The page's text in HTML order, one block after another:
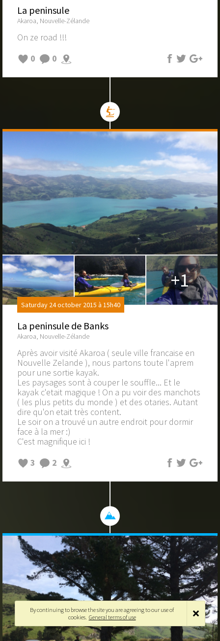
La peninsule
Akaroa, Nouvelle-Zélande
On ze road !!!
0
0
+1
Saturday 24 october 2015 à 15h40
La peninsule de Banks
Akaroa, Nouvelle-Zélande
Après avoir visité Akaroa ( seule ville francaise en
Nouvelle Zelande ), nous partons toute l'aprem
pour une sortie kayak.
Les paysages sont à couper le souffle... Et le
kayak c'etait magique ! On a pu voir des manchots
( les plus petits du monde ) et des otaries. Autant
dire qu'on etait très content.
Le soir on a trouvé un autre endroit pour dormir
face à la mer :)
C'est magnifique ici !
3
2
By continuing to browse the site you are agreeing to our use of
cookies. General terms of use